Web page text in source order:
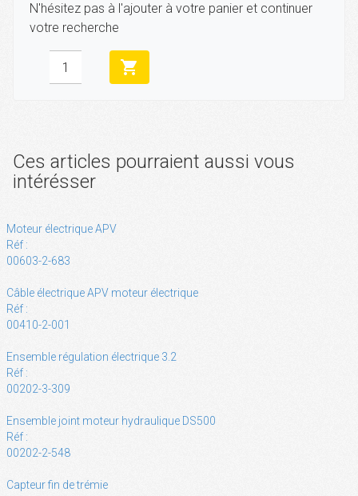
N'hésitez pas à l'ajouter à votre panier et continuer
votre recherche
shopping_cart
Ces articles pourraient aussi vous
intérésser
Moteur électrique APV
Réf :
00603-2-683
Câble électrique APV moteur électrique
Réf :
00410-2-001
Ensemble régulation électrique 3.2
Réf :
00202-3-309
Ensemble joint moteur hydraulique DS500
Réf :
00202-2-548
Capteur fin de trémie